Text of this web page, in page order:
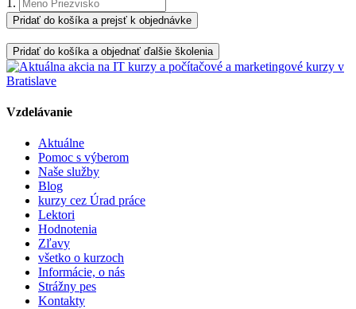
Pridať do košíka a prejsť k objednávke
Pridať do košíka a objednať ďalšie školenia
Vzdelávanie
Aktuálne
Pomoc s výberom
Naše služby
Blog
kurzy cez Úrad práce
Lektori
Hodnotenia
Zľavy
všetko o kurzoch
Informácie, o nás
Strážny pes
Kontakty